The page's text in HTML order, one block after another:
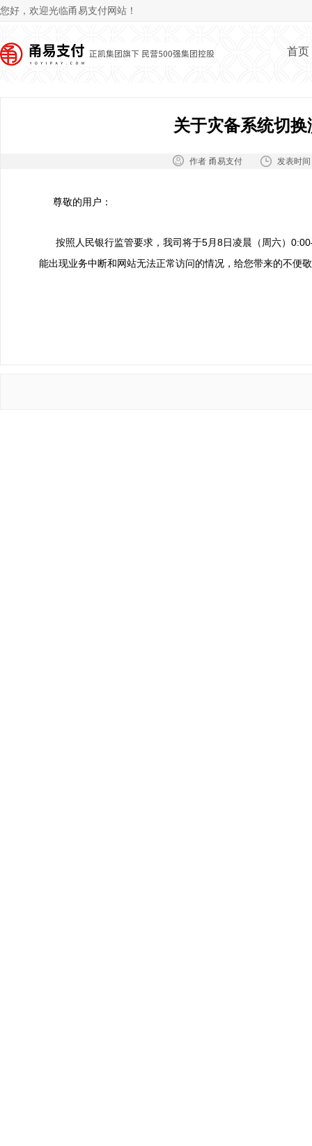
您好，欢迎光临甬易支付网站！
首页
关于灾备系统切
作者：甬易支付 发表时
尊敬的用户：
按照人民银行监管要求，我司将于5月8日凌晨（周六）
能出现业务中断和网站无法正常访问的情况，给您带来的不便